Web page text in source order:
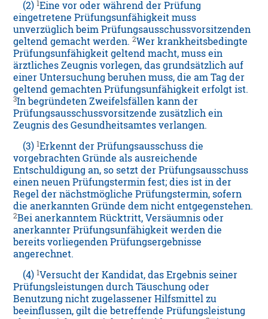
(2)1Eine vor oder während der Prüfung
eingetretene Prüfungsunfähigkeit muss
unverzüglich beim Prüfungsausschussvorsitzenden
geltend gemacht werden.2Wer krankheitsbedingte
Prüfungsunfähigkeit geltend macht, muss ein
ärztliches Zeugnis vorlegen, das grundsätzlich auf
einer Untersuchung beruhen muss, die am Tag der
geltend gemachten Prüfungsunfähigkeit erfolgt ist.
3In begründeten Zweifelsfällen kann der
Prüfungsausschussvorsitzende zusätzlich ein
Zeugnis des Gesundheitsamtes verlangen.
(3)1Erkennt der Prüfungsausschuss die
vorgebrachten Gründe als ausreichende
Entschuldigung an, so setzt der Prüfungsausschuss
einen neuen Prüfungstermin fest; dies ist in der
Regel der nächstmögliche Prüfungstermin, sofern
die anerkannten Gründe dem nicht entgegenstehen.
2Bei anerkanntem Rücktritt, Versäumnis oder
anerkannter Prüfungsunfähigkeit werden die
bereits vorliegenden Prüfungsergebnisse
angerechnet.
(4)1Versucht der Kandidat, das Ergebnis seiner
Prüfungsleistungen durch Täuschung oder
Benutzung nicht zugelassener Hilfsmittel zu
beeinflussen, gilt die betreffende Prüfungsleistung